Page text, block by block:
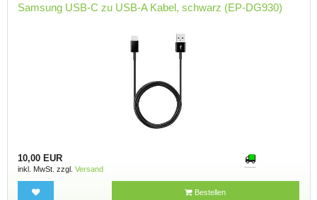
Samsung USB-C zu USB-A Kabel, schwarz (EP-DG930)
10,00 EUR
inkl. MwSt. zzgl. Versand
Bestellen